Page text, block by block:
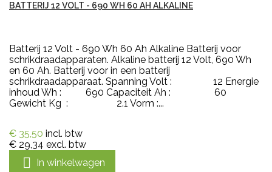
BATTERIJ 12 VOLT - 690 WH 60 AH ALKALINE
Batterij 12 Volt - 690 Wh 60 Ah Alkaline Batterij voor
schrikdraadapparaten. Alkaline batterij 12 Volt, 690 Wh
en 60 Ah. Batterij voor in een batterij
schrikdraadapparaat. Spanning Volt : 12 Energie
inhoud Wh : 690 Capaciteit Ah : 60
Gewicht Kg : 2.1 Vorm :...
€ 35,50 incl. btw
€ 29,34 excl. btw
 In winkelwagen